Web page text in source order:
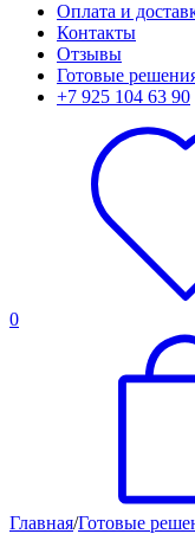
Оплата и
Контакты
Отзывы
Готовые
+7 925 104 63 90
0
Главная/Готовые